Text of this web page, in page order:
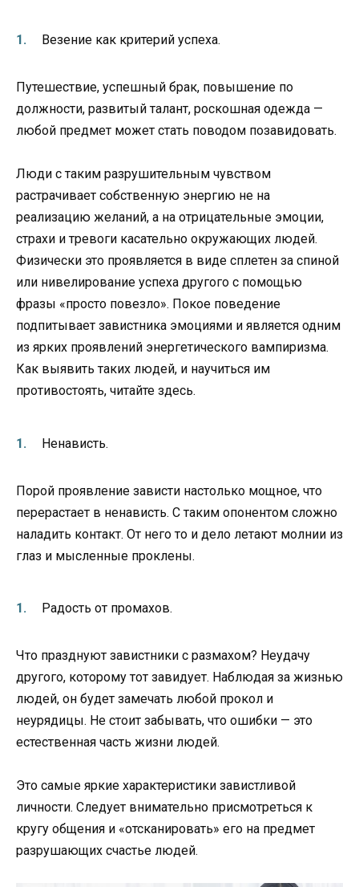
Везение как критерий успеха.
Путешествие, успешный брак, повышение по
должности, развитый талант, роскошная одежда —
любой предмет может стать поводом позавидовать.
Люди с таким разрушительным чувством
растрачивает собственную энергию не на
реализацию желаний, а на отрицательные эмоции,
страхи и тревоги касательно окружающих людей.
Физически это проявляется в виде сплетен за спиной
или нивелирование успеха другого с помощью
фразы «просто повезло». Покое поведение
подпитывает завистника эмоциями и является одним
из ярких проявлений энергетического вампиризма.
Как выявить таких людей, и научиться им
противостоять, читайте здесь.
Ненависть.
Порой проявление зависти настолько мощное, что
перерастает в ненависть. С таким опонентом сложно
наладить контакт. От него то и дело летают молнии из
глаз и мысленные проклены.
Радость от промахов.
Что празднуют завистники с размахом? Неудачу
другого, которому тот завидует. Наблюдая за жизнью
людей, он будет замечать любой прокол и
неурядицы. Не стоит забывать, что ошибки — это
естественная часть жизни людей.
Это самые яркие характеристики завистливой
личности. Следует внимательно присмотреться к
кругу общения и «отсканировать» его на предмет
разрушающих счастье людей.